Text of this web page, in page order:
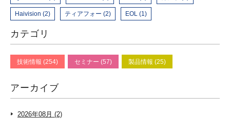
Haivision (2) ティアフォー (2) EOL (1)
カテゴリ
技術情報 (254) セミナー (57) 製品情報 (25)
アーカイブ
2026年08月 (2)